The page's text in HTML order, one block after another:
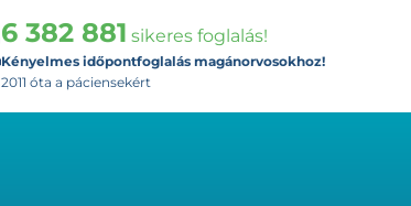
6 382 881 sikeres foglalás!
Kényelmes időpontfoglalás magánorvosokhoz!
2011 óta a páciensekért